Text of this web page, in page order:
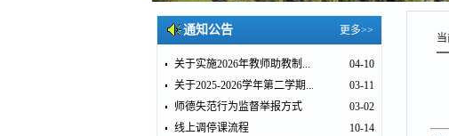
通知公告 更多>>
关于实施2026年教师助教制...
04-10
关于2025-2026学年第二学期...
03-11
师德失范行为监督举报方式
03-02
线上调停课流程
10-14